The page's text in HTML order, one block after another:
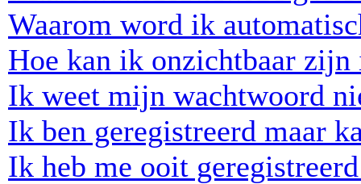
Waarom word ik
Hoe kan ik onzichtbaar
Ik weet mijn wachtwoord
Ik ben geregistreerd maar
Ik heb me ooit